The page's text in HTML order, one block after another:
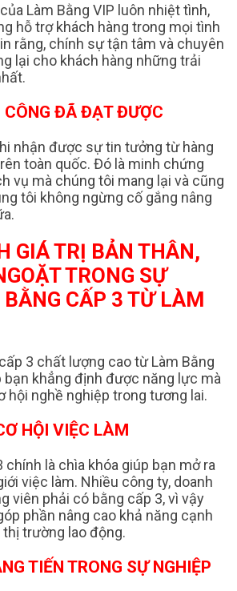
Làm Bằng VIP luôn nhiệt tình,
hỗ trợ khách hàng trong mọi tình
rằng, chính sự tận tâm và chuyên
lại cho khách hàng những trải
CÔNG ĐÃ ĐẠT ĐƯỢC
nhận được sự tin tưởng từ hàng
toàn quốc. Đó là minh chứng
vụ mà chúng tôi mang lại và cũng
tôi không ngừng cố gắng nâng
GIÁ TRỊ BẢN THÂN,
TRONG SỰ
CẤP 3 TỪ LÀM
3 chất lượng cao từ Làm Bằng
bạn khẳng định được năng lực mà
hội nghề nghiệp trong tương lai.
HỘI VIỆC LÀM
chính là chìa khóa giúp bạn mở ra
việc làm. Nhiều công ty, doanh
viên phải có bằng cấp 3, vì vậy
phần nâng cao khả năng cạnh
trường lao động.
TIẾN TRONG SỰ NGHIỆP